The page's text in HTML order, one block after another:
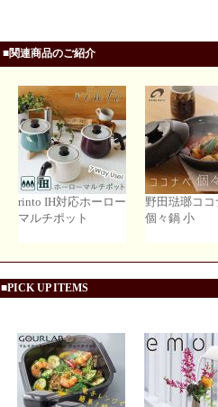
■関連商品のご紹介
rinto IH対応ホーロー
マルチポット
野田琺瑯ココ
個々鍋 小
■PICK UP ITEMS